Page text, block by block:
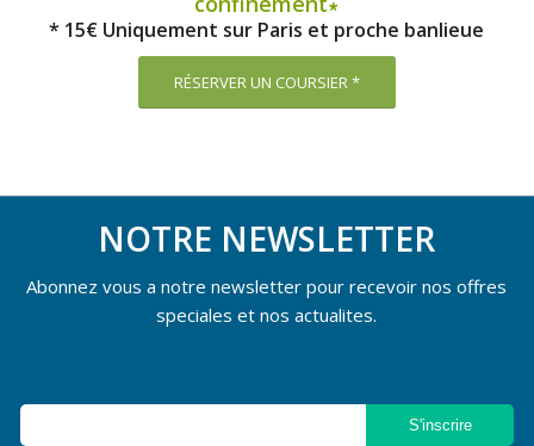
* 15€ Uniquement sur Paris et proche banlieue
RÉSERVER UN COURSIER *
NOTRE NEWSLETTER
Abonnez vous a notre newsletter pour recevoir nos offres
speciales et nos actualites.